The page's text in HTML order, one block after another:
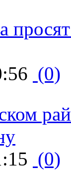
(0)
(0)